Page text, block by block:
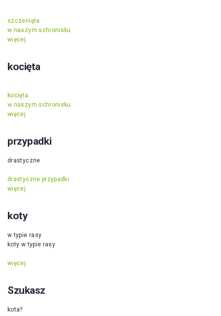
szczenięta
w naszym schronisku
więcej
kocięta
kocięta
w naszym schronisku
więcej
przypadki
drastyczne
drastyczne przypadki
więcej
koty
w typie rasy
koty w typie rasy
więcej
Szukasz
kota?